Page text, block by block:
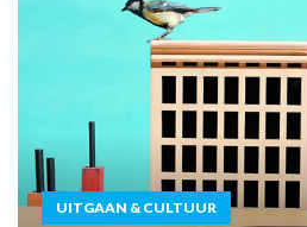
UITGAAN & CULTUUR